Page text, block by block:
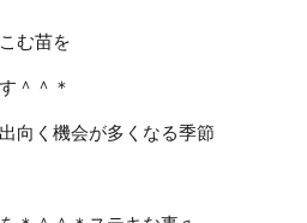
む苗を
＾＾＊
向く機会が多くなる季節